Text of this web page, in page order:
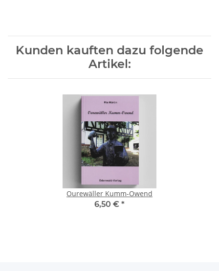
Kunden kauften dazu folgende
Artikel:
Ourewäller Kumm-Owend
6,50 € *